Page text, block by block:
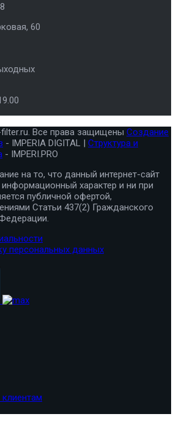
60
Все права защищены Создание
- IMPERIA DIGITAL | Структура и
- IMPERI.PRO
на то, что данный интернет-сайт
характер и ни при
публичной офертой,
Статьи 437(2) Гражданского
персональных данных